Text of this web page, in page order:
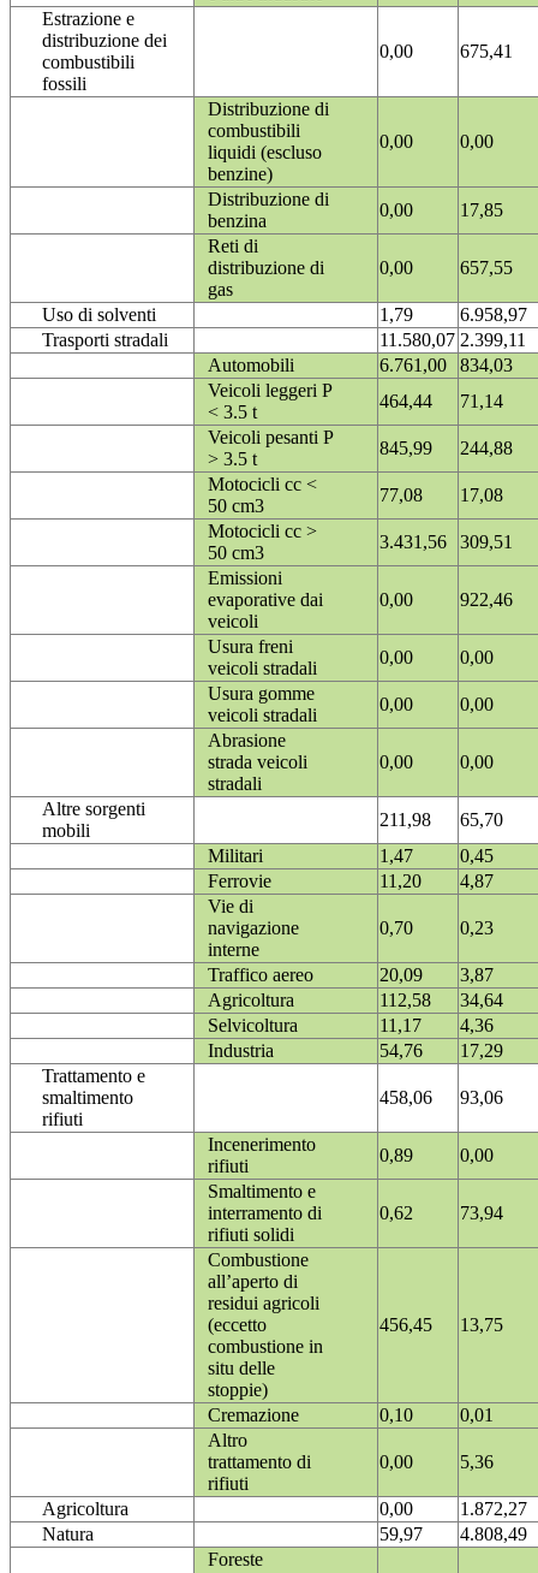
Estrazione e
distribuzione dei
combustibili
fossili
0,00 675,41
Distribuzione di
combustibili
liquidi (escluso
benzine)
0,00 0,00
Distribuzione di
benzina
0,00
17,85
Reti di
distribuzione di
gas
0,00 657,55
Uso di solventi 1,79
6.958,97
Trasporti stradali
11.580,07 2.399,11
Automobili
6.761,00
834,03
Veicoli leggeri P
< 3.5 t
464,44
71,14
Veicoli pesanti P
> 3.5 t
845,99
244,88
Motocicli cc <
50 cm3
77,08
17,08
Motocicli cc >
50 cm3
3.431,56
309,51
Emissioni
evaporative dai
veicoli
0,00 922,46
Usura freni
veicoli stradali
0,00
0,00
Usura gomme
veicoli stradali
0,00
0,00
Abrasione
strada veicoli
stradali
0,00 0,00
Altre sorgenti
mobili
211,98
65,70
Militari
1,47
0,45
Ferrovie
11,20
4,87
Vie di
navigazione
interne
0,70 0,23
Traffico aereo 20,09
3,87
Agricoltura
112,58
34,64
Selvicoltura
11,17
4,36
Industria
54,76
17,29
Trattamento e
smaltimento
rifiuti
458,06 93,06
Incenerimento
rifiuti
0,89
0,00
Smaltimento e
interramento di
rifiuti solidi
0,62 73,94
Combustione
all’aperto di
residui agricoli
(eccetto
combustione in
situ delle
stoppie)
456,45 13,75
Cremazione 0,10
0,01
Altro
trattamento di
rifiuti
0,00 5,36
Agricoltura 0,00
1.872,27
Natura
59,97
4.808,49
Foreste